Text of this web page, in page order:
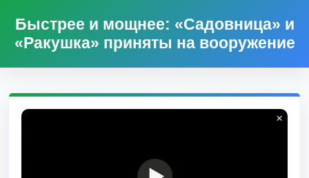
Быстрее и мощнее: «Садовница» и
«Ракушка» приняты на вооружение